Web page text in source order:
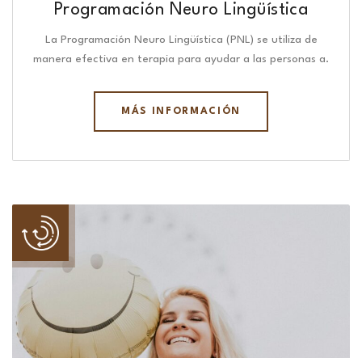
Programación Neuro Lingüística​
La Programación Neuro Lingüística (PNL) se utiliza de
manera efectiva en terapia para ayudar a las personas a.
MÁS INFORMACIÓN